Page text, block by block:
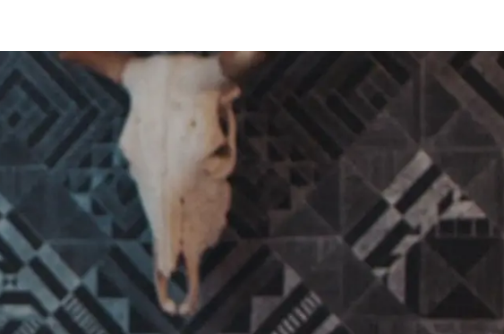
ASIA PACIFIC
China - 中国
India
Japan - 日本
New Zealand
S. Korea - 대한민국
laser-assisted in situ keratomileusis
Surgical ICL Data Registry, 2018